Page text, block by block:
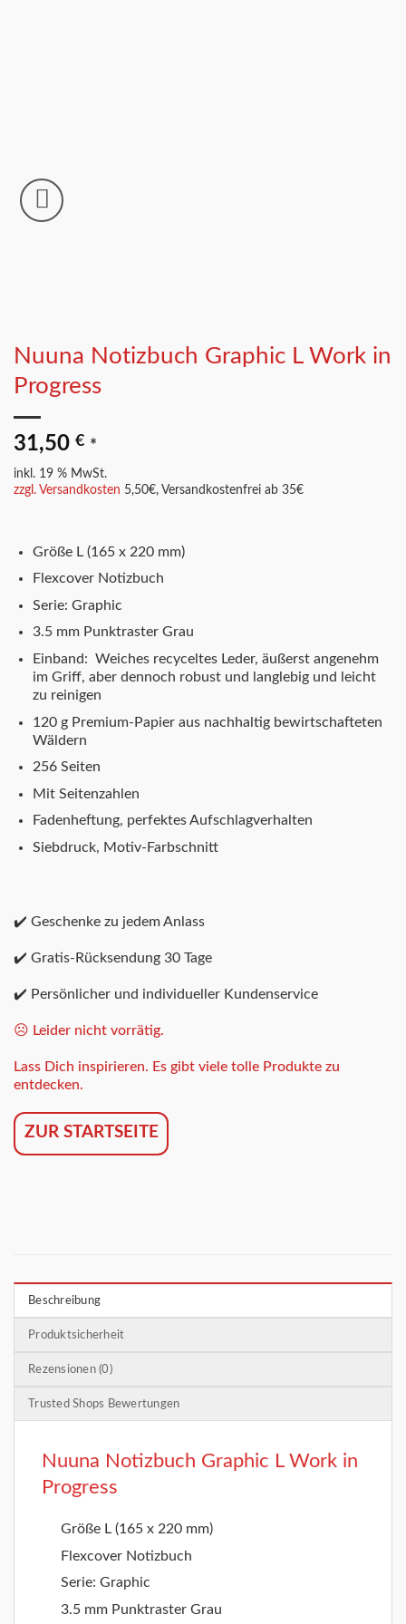
Nuuna Notizbuch Graphic L Work in
Progress
31,50 € *
inkl. 19 % MwSt.
zzgl. Versandkosten 5,50€, Versandkostenfrei ab 35€
Größe L (165 x 220 mm)
Flexcover Notizbuch
Serie: Graphic
3.5 mm Punktraster Grau
Einband: Weiches recyceltes Leder, äußerst angenehm
im Griff, aber dennoch robust und langlebig und leicht
zu reinigen
120 g Premium-Papier aus nachhaltig bewirtschafteten
Wäldern
256 Seiten
Mit Seitenzahlen
Fadenheftung, perfektes Aufschlagverhalten
Siebdruck, Motiv-Farbschnitt
✔️ Geschenke zu jedem Anlass
✔️ Gratis-Rücksendung 30 Tage
✔️ Persönlicher und individueller Kundenservice
☹️ Leider nicht vorrätig.
Lass Dich inspirieren. Es gibt viele tolle Produkte zu
entdecken.
ZUR STARTSEITE
Beschreibung
Produktsicherheit
Rezensionen (0)
Trusted Shops Bewertungen
Nuuna Notizbuch Graphic L Work in
Progress
Größe L (165 x 220 mm)
Flexcover Notizbuch
Serie: Graphic
3.5 mm Punktraster Grau